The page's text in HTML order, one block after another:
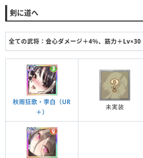
剣に道へ
全ての武将：会心ダメージ＋4％、筋力＋Lv×30
秋雨狂歌・李白（UR
＋）
未実装